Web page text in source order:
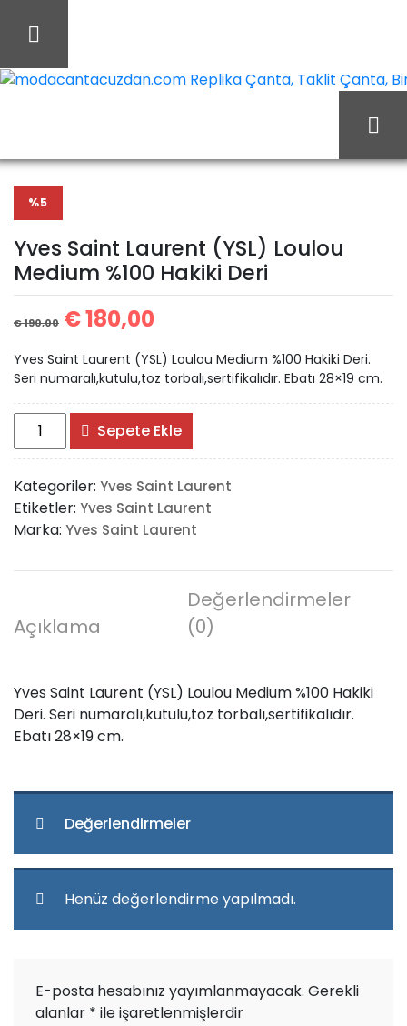
Loulou Medium %100
Hakiki Deri
%5
Yves Saint Laurent (YSL) Loulou
Medium %100 Hakiki Deri
€190,00 €180,00
Yves Saint Laurent (YSL) Loulou Medium %100 Hakiki Deri.
Seri numaralı,kutulu,toz torbalı,sertifikalıdır. Ebatı 28×19 cm.
Yves
Saint
Laurent
(YSL)
Loulou
Medium
Hakiki
adet
Sepete Ekle
Kategoriler: Yves Saint Laurent
Etiketler: Yves Saint Laurent
Marka: Yves Saint Laurent
Açıklama
Değerlendirmeler
(0)
Yves Saint Laurent (YSL) Loulou Medium %100 Hakiki
Deri. Seri numaralı,kutulu,toz torbalı,sertifikalıdır.
Ebatı 28×19 cm.
Değerlendirmeler
Henüz değerlendirme yapılmadı.
E-posta hesabınız yayımlanmayacak. Gerekli
alanlar * ile işaretlenmişlerdir